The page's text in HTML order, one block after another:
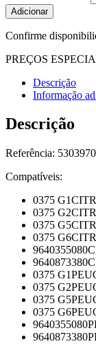
Adicionar
Confirme
PREÇOS
Descrição
Informação
Descrição
Referência:
Compatíveis:
0375
0375
0375
0375
0375
0375
0375
0375